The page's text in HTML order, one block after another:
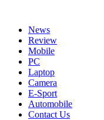
contentNews
Review
Mobile
PC
Laptop
Camera
E-Sport
Automobile
Contact Us